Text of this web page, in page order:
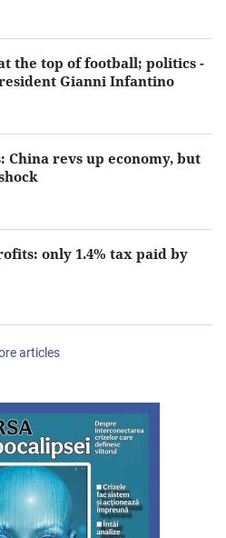
the top of football; politics -
Gianni Infantino
China revs up economy, but
only 1.4% tax paid by
articles